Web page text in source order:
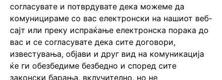
согласувате и потврдувате дека можеме да
комуницираме со вас електронски на нашиот веб-
сајт или преку испраќање електронска порака до
вас и се согласувате дека сите договори,
известувања, објави и друг вид на комуникација
ќе ги обезбедиме безбедно и според сите
законски барања, вклучително, но не